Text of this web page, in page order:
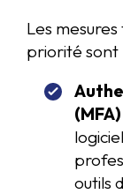
Les
priorité sont
(MFA)
outils